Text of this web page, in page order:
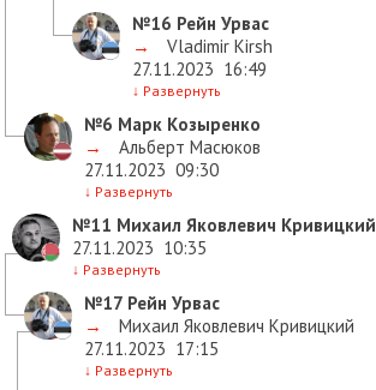
№16 Рейн Урвас
→
Vladimir Kirsh
27.11.2023 16:49
↓ Развернуть
№6 Марк Козыренко
→
Альберт Масюков
27.11.2023 09:30
↓ Развернуть
№11 Михаил Яковлевич Кривицкий
27.11.2023 10:35
↓ Развернуть
№17 Рейн Урвас
→
Михаил Яковлевич Кривицкий
27.11.2023 17:15
↓ Развернуть